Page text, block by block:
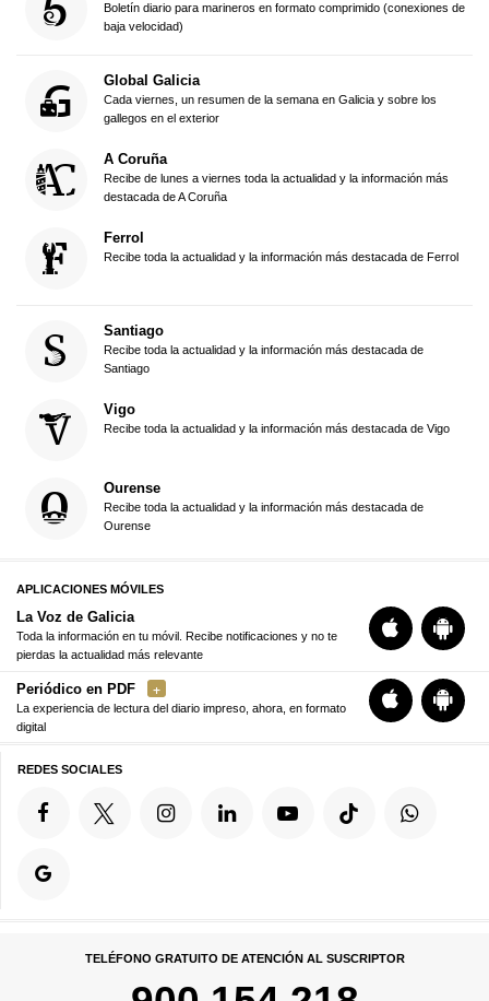
Boletín diario para marineros en formato comprimido (conexiones de
baja velocidad)
Global Galicia
Cada viernes, un resumen de la semana en Galicia y sobre los
gallegos en el exterior
A Coruña
Recibe de lunes a viernes toda la actualidad y la información más
destacada de A Coruña
Ferrol
Recibe toda la actualidad y la información más destacada de Ferrol
Santiago
Recibe toda la actualidad y la información más destacada de
Santiago
Vigo
Recibe toda la actualidad y la información más destacada de Vigo
Ourense
Recibe toda la actualidad y la información más destacada de
Ourense
APLICACIONES MÓVILES
La Voz de Galicia
Toda la información en tu móvil. Recibe notificaciones y no te
pierdas la actualidad más relevante
Periódico en PDF
La experiencia de lectura del diario impreso, ahora, en formato
digital
REDES SOCIALES
TELÉFONO GRATUITO DE ATENCIÓN AL SUSCRIPTOR